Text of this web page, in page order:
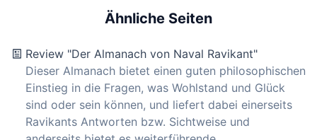
Ähnliche Seiten
Review "Der Almanach von Naval Ravikant"
Dieser Almanach bietet einen guten philosophischen
Einstieg in die Fragen, was Wohlstand und Glück
sind oder sein können, und liefert dabei einerseits
Ravikants Antworten bzw. Sichtweise und